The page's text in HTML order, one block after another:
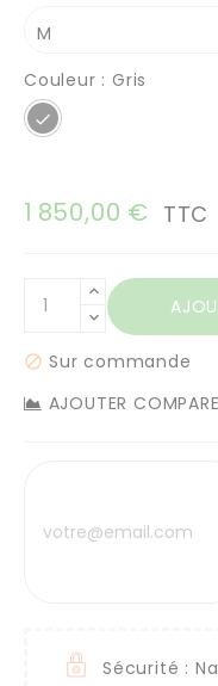
Couleur : Gris
Gris
1 850,00 € TTC
 Sur commande
AJOUTER
Sécurité :